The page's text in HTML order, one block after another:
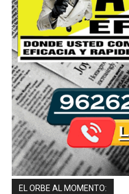
EL ORBE AL MOMENTO: